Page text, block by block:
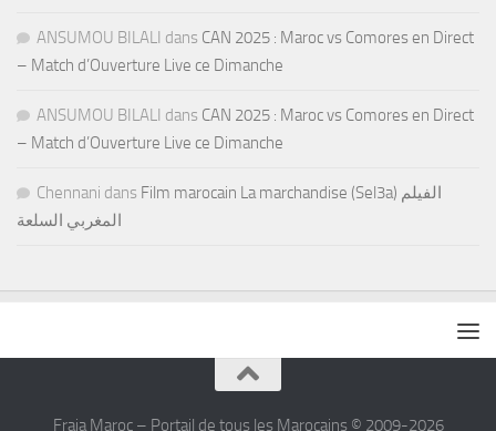
ANSUMOU BILALI dans CAN 2025 : Maroc vs Comores en Direct
– Match d’Ouverture Live ce Dimanche
ANSUMOU BILALI dans CAN 2025 : Maroc vs Comores en Direct
– Match d’Ouverture Live ce Dimanche
Chennani dans Film marocain La marchandise (Sel3a) الفيلم
المغربي السلعة
Fraja Maroc – Portail de tous les Marocains © 2009-2026